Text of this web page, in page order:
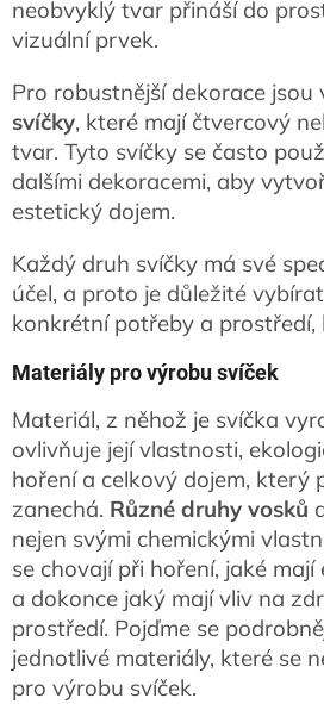
neobvyklý tvar přináší do
vizuální prvek.
Pro robustnější dekorace jsou
svíčky, které mají čtvercový
tvar. Tyto svíčky se často
dalšími dekoracemi, aby
estetický dojem.
Každý druh svíčky má své
účel, a proto je důležité
konkrétní potřeby a prostředí,
Materiály pro výrobu svíček
Materiál, z něhož je svíčka
ovlivňuje její vlastnosti,
hoření a celkový dojem, který
zanechá. Různé druhy vosků
nejen svými chemickými
se chovají při hoření, jaké
a dokonce jaký mají vliv na
prostředí. Pojďme se
jednotlivé materiály, které se
pro výrobu svíček.